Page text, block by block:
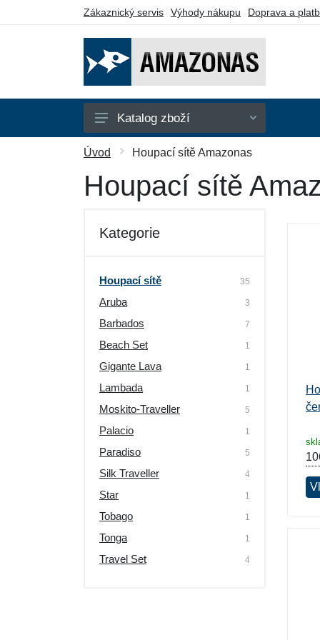
Zákaznický servis Výhody nákupu Doprava a
Houpací sítě
Houpací křesla
Piknikové deky
Dárkové poukazy
Výprodej
Katalog zboží
Úvod Houpací sítě Amazonas
Houpací sítě
Kategorie
Houpací sítě 35
Aruba 3
Barbados 7
Beach Set 1
Gigante Lava 1
Lambada 1
Moskito-Traveller 5
Palacio 1
Paradiso 5
Silk Traveller 4
Star 1
Tobago 1
Tonga 1
Travel Set 4